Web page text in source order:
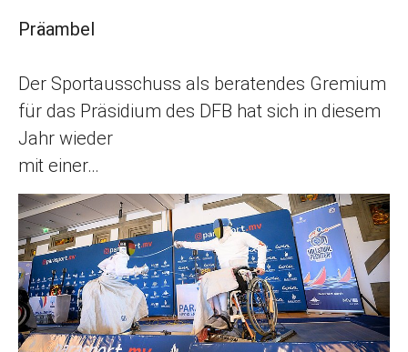
Präambel
Der Sportausschuss als beratendes Gremium
für das Präsidium des DFB hat sich in diesem
Jahr wieder
mit einer…